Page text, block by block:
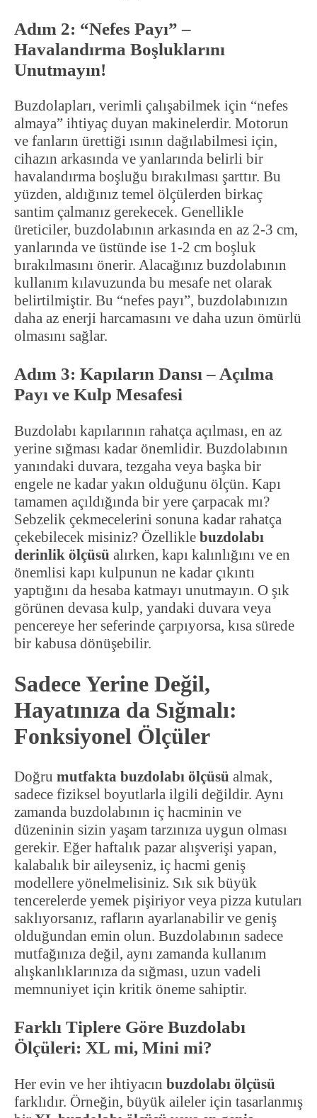
Adım 2: “Nefes Payı” –
Havalandırma Boşluklarını
Unutmayın!
Buzdolapları, verimli çalışabilmek için “nefes
almaya” ihtiyaç duyan makinelerdir. Motorun
ve fanların ürettiği ısının dağılabilmesi için,
cihazın arkasında ve yanlarında belirli bir
havalandırma boşluğu bırakılması şarttır. Bu
yüzden, aldığınız temel ölçülerden birkaç
santim çalmanız gerekecek. Genellikle
üreticiler, buzdolabının arkasında en az 2-3 cm,
yanlarında ve üstünde ise 1-2 cm boşluk
bırakılmasını önerir. Alacağınız buzdolabının
kullanım kılavuzunda bu mesafe net olarak
belirtilmiştir. Bu “nefes payı”, buzdolabınızın
daha az enerji harcamasını ve daha uzun ömürlü
olmasını sağlar.
Adım 3: Kapıların Dansı – Açılma
Payı ve Kulp Mesafesi
Buzdolabı kapılarının rahatça açılması, en az
yerine sığması kadar önemlidir. Buzdolabının
yanındaki duvara, tezgaha veya başka bir
engele ne kadar yakın olduğunu ölçün. Kapı
tamamen açıldığında bir yere çarpacak mı?
Sebzelik çekmecelerini sonuna kadar rahatça
çekebilecek misiniz? Özellikle buzdolabı
derinlik ölçüsü alırken, kapı kalınlığını ve en
önemlisi kapı kulpunun ne kadar çıkıntı
yaptığını da hesaba katmayı unutmayın. O şık
görünen devasa kulp, yandaki duvara veya
pencereye her seferinde çarpıyorsa, kısa sürede
bir kabusa dönüşebilir.
Sadece Yerine Değil,
Hayatınıza da Sığmalı:
Fonksiyonel Ölçüler
Doğru mutfakta buzdolabı ölçüsü almak,
sadece fiziksel boyutlarla ilgili değildir. Aynı
zamanda buzdolabının iç hacminin ve
düzeninin sizin yaşam tarzınıza uygun olması
gerekir. Eğer haftalık pazar alışverişi yapan,
kalabalık bir aileyseniz, iç hacmi geniş
modellere yönelmelisiniz. Sık sık büyük
tencerelerde yemek pişiriyor veya pizza kutuları
saklıyorsanız, rafların ayarlanabilir ve geniş
olduğundan emin olun. Buzdolabının sadece
mutfağınıza değil, aynı zamanda kullanım
alışkanlıklarınıza da sığması, uzun vadeli
memnuniyet için kritik öneme sahiptir.
Farklı Tiplere Göre Buzdolabı
Ölçüleri: XL mi, Mini mi?
Her evin ve her ihtiyacın buzdolabı ölçüsü
farklıdır. Örneğin, büyük aileler için tasarlanmış